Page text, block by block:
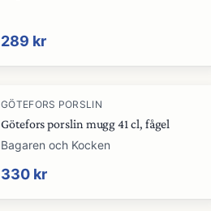
289 kr
GÖTEFORS PORSLIN
Götefors porslin mugg 41 cl, fågel
Bagaren och Kocken
330 kr